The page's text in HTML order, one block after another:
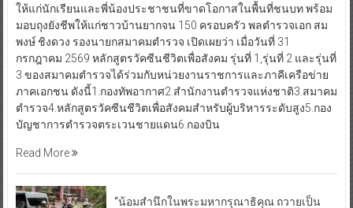
ให้แก่นักเรียนและพี่น้องประชาชนที่ขาดโอกาสในพื้นที่ชนบท พร้อม
มอบถุงยังชีพให้แก่ชาวบ้านยากจน 150 ครอบครัว พลตำรวจเอก สม
พงษ์ ชิงดวง รองนายกสมาคมตำรวจ เปิดเผยว่า เมื่อวันที่ 31
กรกฎาคม 2569 หลักสูตรวัคซีนชีวิตเพื่อสังคม รุ่นที่ 1,รุ่นที่ 2 และรุ่นที่
3 ของสมาคมตำรวจได้ร่วมกับหน่วยงานราชการและภาคีเครือข่าย
ภาคเอกชน ดังนี้1.กองทัพอากาศ2.สำนักงานตำรวจแห่งชาติ3.สมาคม
ตำรวจ4.หลักสูตรวัคซีนชีวิตเพื่อสังคมสำหรับผู้บริหารระดับสูง5.กอง
บัญชาการตำรวจตระเวนชายแดน6.กองบิน
Read More
“น้อมสำนึกในพระมหากรุณาธิคุณ ถวายเป็น